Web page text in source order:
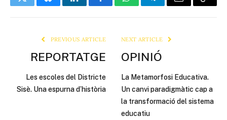
TwitterBlueskyLinkedInFacebookWhatsAppTelegramEmail Copy
PREVIOUS ARTICLE
REPORTATGE
Les escoles del Districte
Sisè. Una espurna d’història
NEXT ARTICLE
OPINIÓ
La Metamorfosi Educativa.
Un canvi paradigmàtic cap a
la transformació del sistema
educatiu